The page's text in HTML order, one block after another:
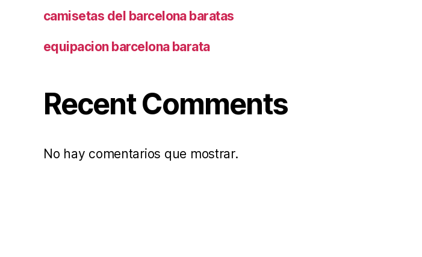
camisetas del barcelona baratas
equipacion barcelona barata
Recent Comments
No hay comentarios que mostrar.